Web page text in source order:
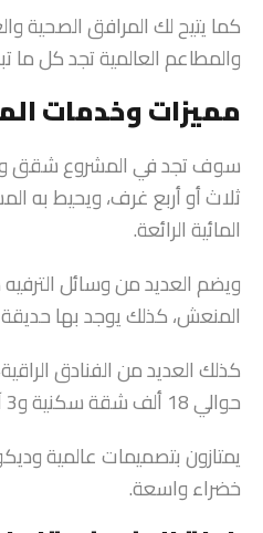
كما يتيح لك المرافق الصحية
والمطاعم العالمية تجد كل ما
مميزات وخدمات
سوف تجد في المشروع شقق
ثلاث أو أربع غرف، ويحيط به
المائية الرائعة.
ويضم العديد من وسائل
المنعش، كذلك يوجد بها
كذلك العديد من الفنادق
حوالي 18 ألف شقة سكنية و3 آلاف تاون هاوس.
يمتازون بتصميمات عالمية
خضراء واسعة.